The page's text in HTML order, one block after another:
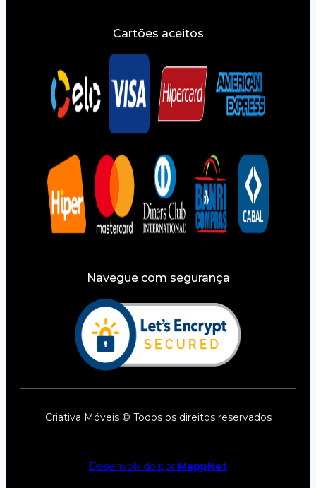
Cartões aceitos
Navegue com segurança
Criativa Móveis © Todos os direitos reservados
Desenvolvido por MappNet